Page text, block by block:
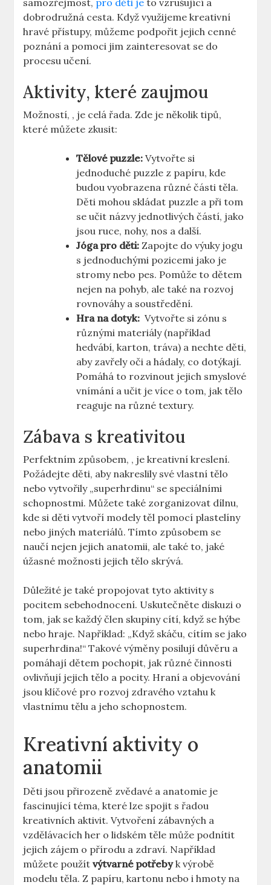
samozřejmost, pro děti je to ⁣vzrušující a
dobrodružná cesta.⁢ Když využijeme kreativní
hravé přístupy, můžeme podpořit jejich⁣ cenné
poznání a ⁢pomoci jim zainteresovat se do
procesu učení.
Aktivity, které zaujmou
Možností, , je celá řada. ⁢Zde je několik tipů,
které můžete zkusit:
Tělové puzzle: ⁤Vytvořte si
jednoduché puzzle z papíru, kde
budou ⁣vyobrazena různé‍ části ‌těla.
Děti mohou skládat​ puzzle ⁢a ⁣při tom​
se⁢ učit⁤ názvy jednotlivých částí, jako
jsou ⁣ruce, nohy, nos a další.
Jóga pro děti: Zapojte⁢ do ⁤výuky jogu
s jednoduchými pozicemi jako⁢ je
⁤stromy‌ nebo pes. Pomůže to dětem
⁣nejen ‍na pohyb, ⁢ale také na rozvoj
rovnováhy a soustředění.
Hra na ⁣dotyk: ​ Vytvořte si ‌zónu s
různými materiály (například
hedvábí, karton, tráva) a nechte děti,
aby zavřely oči a ⁢hádaly,‍ co dotýkají.
‌Pomáhá to ​rozvinout jejich smyslové
vnímání a učit je​ více‌ o tom, ⁤jak⁤ tělo
reaguje na ⁤různé textury.
Zábava⁤ s⁣ kreativitou
Perfektním způsobem, , je kreativní kreslení.
Požádejte děti, aby nakreslily své vlastní tělo
nebo vytvořily „superhrdinu“ se speciálními
⁤schopnostmi. Můžete také‌ zorganizovat dílnu,
kde si⁣ děti ⁤vytvoří modely‌ těl pomocí ‌plastelíny
nebo jiných materiálů. ⁤Tímto způsobem se
⁤naučí nejen jejich anatomii, ale také to, jaké
úžasné možnosti jejich tělo skrývá.
Důležité je ‌také propojovat tyto aktivity s
pocitem ​sebehodnocení. Uskutečněte diskuzi o
tom, jak se každý ‍člen skupiny‌ cítí, když se hýbe
nebo ⁣hraje.​ Například: „Když⁢ skáču, cítím se⁤ jako⁤
superhrdina!“ Takové ‌výměny⁢ posilují důvěru‌ a
pomáhají ‌dětem pochopit, jak různé činnosti‍
ovlivňují jejich tělo a pocity. Hraní‌ a objevování
jsou​ klíčové pro⁢ rozvoj zdravého vztahu k
vlastnímu tělu a jeho⁣ schopnostem.
Kreativní aktivity o
anatomii
Děti jsou ​přirozeně‍ zvědavé‍ a anatomie je
fascinující téma, které lze spojit s ⁢řadou
kreativních aktivit.⁤ Vytvoření zábavných⁤ a
vzdělávacích her o lidském těle může podnítit ​
jejich zájem o přírodu a zdraví. Například
můžete použítvýtvarné potřebyk výrobě
modelu těla. Z papíru, kartonu nebo i hmoty na